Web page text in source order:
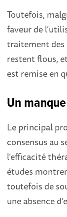
Toutefois,
faveur de
traitement des
restent flous,
est remise en
Un
Le principal
consensus au
l’efficacité
études
toutefois de
une absence